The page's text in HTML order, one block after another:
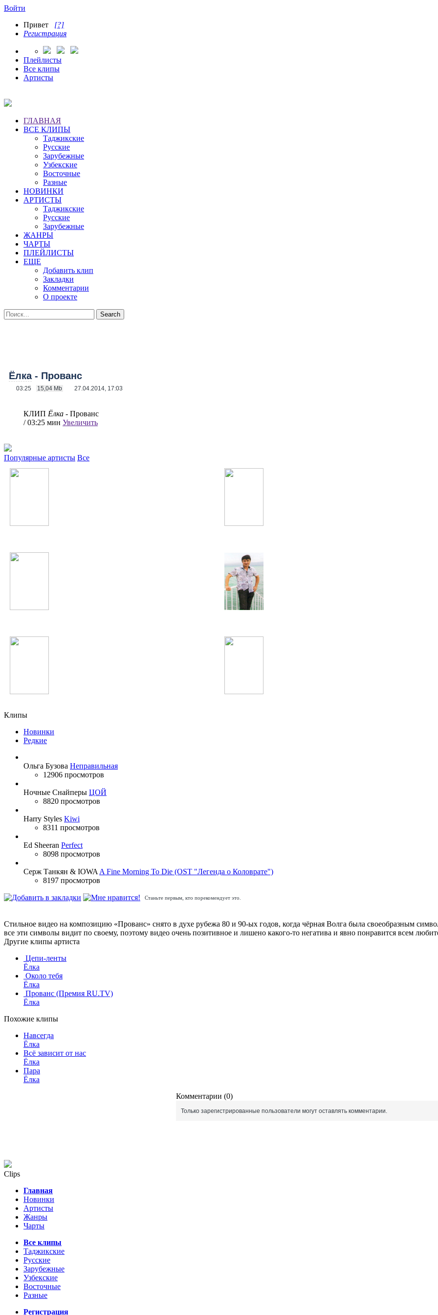
Войти
Привет [?]
Регистрация
Плейлисты
Все клипы
Артисты
ГЛАВНАЯ
ВСЕ КЛИПЫ
Таджикские
Русские
Зарубежные
Узбекские
Восточные
Разные
НОВИНКИ
АРТИСТЫ
Таджикские
Русские
Зарубежные
ЖАНРЫ
ЧАРТЫ
ПЛЕЙЛИСТЫ
ЕЩЕ
Добавить клип
Закладки
Комментарии
О проекте
Ёлка- Прованс
03:25 15,04 Mb 27.04.2014, 17:03
КЛИП Ёлка - Прованс
/ 03:25 мин Увеличить
Популярные артисты Все
Клипы
Новинки
Редкие
Ольга Бузова Неправильная
12906 просмотров
Ночные Снайперы ЦОЙ
8820 просмотров
Harry Styles Kiwi
8311 просмотров
Ed Sheeran Perfect
8098 просмотров
Серж Танкян & IOWA A Fine Morning To Die (OST "Легенда о Коловрате")
8197 просмотров
Станьте первым, кто порекомендует это.
Стильное видео на композицию «Прованс» снято в духе рубежа 80 и 90-ых годов, когда чёрная Волга была своеобразным
все эти символы видит по своему, поэтому видео очень позитивное и лишено какого-то негатива и явно понравится всем
Другие клипы артиста
Цепи-ленты
Ёлка
Около тебя
Ёлка
Прованс (Премия RU.TV)
Ёлка
Похожие клипы
Навсегда
Ёлка
Всё зависит от нас
Ёлка
Пара
Ёлка
Комментарии (0)
Только зарегистрированные пользователи могут оставлять комментарии.
Clips
Главная
Новинки
Артисты
Жанры
Чарты
Все клипы
Таджикские
Русские
Зарубежные
Узбекские
Восточные
Разные
Регистрация